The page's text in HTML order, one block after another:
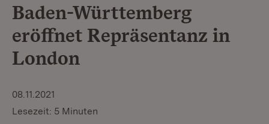
Baden-Württemberg
eröffnet Repräsentanz in
London
08.11.2021
Lesezeit: 5 Minuten